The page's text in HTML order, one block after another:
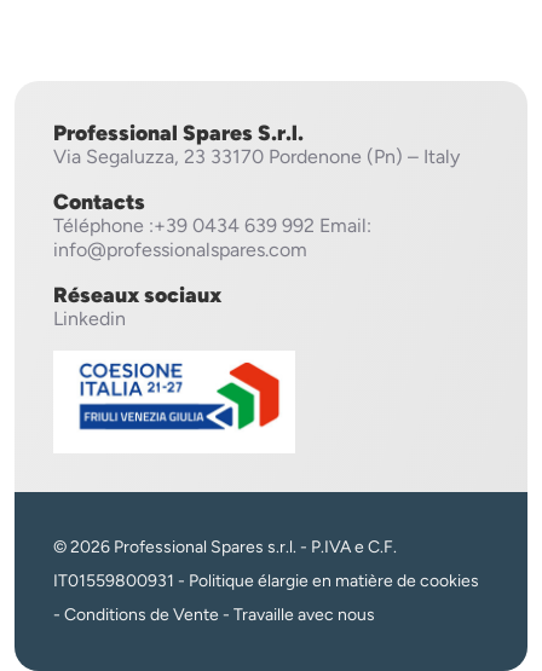
Professional Spares S.r.l.
Via Segaluzza, 23 33170 Pordenone (Pn) – Italy
Contacts
Téléphone :+39 0434 639 992 Email:
info@professionalspares.com
Réseaux sociaux
Linkedin
© 2026 Professional Spares s.r.l. - P.IVA e C.F.
IT01559800931 - Politique élargie en matière de cookies
- Conditions de Vente - Travaille avec nous